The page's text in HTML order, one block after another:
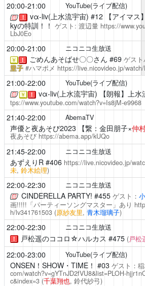
20:00-21:00 YouTube(ライブ配信)
！ vα-liv(上水流宇宙) #12 【アイマス
kyの特訓！！ ゲスト: 渡辺量 https://
LbJ0Eo
20:00-21:00 ニコニコ生放送
￥ ！ ごめんあそばせ〇〇さん #69 ゲスト
里子#ハマポメ https://live.nicovideo.jp/
21:00-22:00 YouTube(ライブ配信)
￥ ！ vα-liv(上水流宇宙) 【朗報】上
tps://www.youtube.com/watch?v=Is8jM-e9968
21:40-22:00 AbemaTV
声優と夜あそび2023 【繋：金田朋子×仲
夜あそび https://abema.app/kUQo
21:45-22:00 ニコニコ生放送
あずえりR#406 https://live.nicovideo.jp/
未, 鈴木絵理)
22:00-22:30 ニコニコ生放送
CINDERELLA PARTY! #455 ゲスト：
画!!!!!「パーティーソングマスター」あり
h/lv341761503 (原紗友里, 青木瑠璃子)
22:00-22:30 ニコニコ生放送
！ 戸松遥のココロ☆ハルカス #475 (戸松
22:00-23:00 YouTube(ライブ配信)
ONSEN！SHOW・TIME！ #03 ゲスト：
com/watch?v=gYTnJD2fVU8&list=PLOH-
c&index=3 (千葉翔也, 鈴代紗弓)